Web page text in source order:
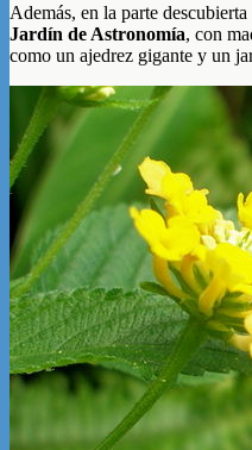
Además, en la parte
Jardín de Astronomía, con
como un ajedrez gigante y un